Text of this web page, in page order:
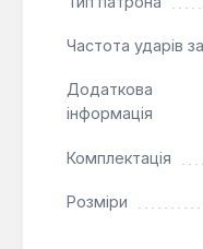
Частота ударів
Додаткова
інформація
Комплектація
Розміри